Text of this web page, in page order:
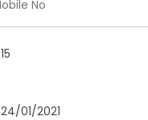
15
24/01/2021